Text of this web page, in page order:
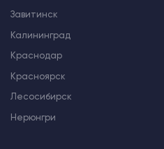
Завитинск
Калининград
Краснодар
Красноярск
Лесосибирск
Нерюнгри